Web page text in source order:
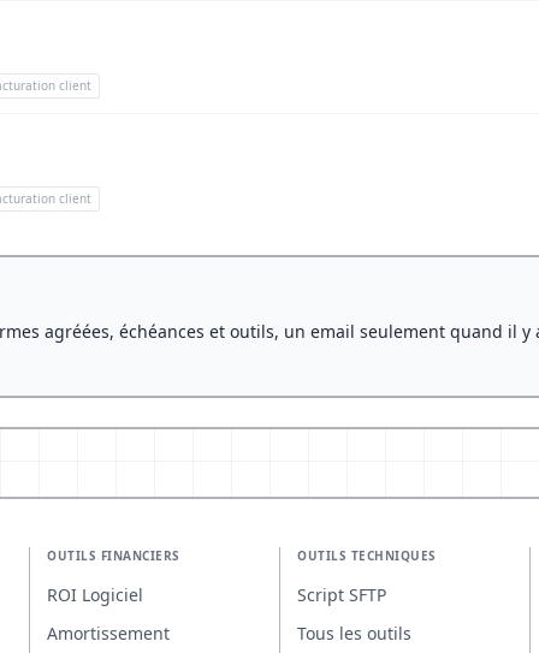
client
client
agréées, échéances et outils, un email seulement quand il y
OUTILS FINANCIERS
ROI Logiciel
Amortissement
OUTILS TECHNIQUES
Script SFTP
Tous les outils